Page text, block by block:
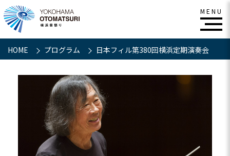
HOME プログラム 日本フィル第380回横浜定期演奏会